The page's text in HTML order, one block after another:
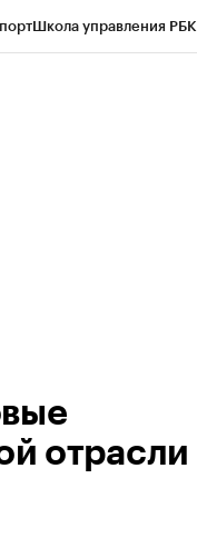
Школа управления РБК
отрасли